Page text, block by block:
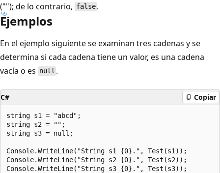
(""); de lo contrario, false .
Ejemplos
En el ejemplo siguiente se examinan tres cadenas y se
determina si cada cadena tiene un valor, es una cadena
vacía o es null .
C# Copiar
string s1 = "abcd";
string s2 = "";
string s3 = null;
Console.WriteLine("String s1 {0}.", Test(s1));
Console.WriteLine("String s2 {0}.", Test(s2));
Console.WriteLine("String s3 {0}.", Test(s3));